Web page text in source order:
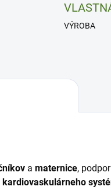
VÝROBA
a maternice,
kardiovaskulárneho